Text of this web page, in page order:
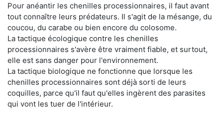
Pour anéantir les chenilles processionnaires, il faut avant
tout connaître leurs prédateurs. Il s'agit de la mésange, du
coucou, du carabe ou bien encore du colosome.
La tactique écologique contre les chenilles
processionnaires s'avère être vraiment fiable, et surtout,
elle est sans danger pour l'environnement.
La tactique biologique ne fonctionne que lorsque les
chenilles processionnaires sont déjà sorti de leurs
coquilles, parce qu'il faut qu'elles ingèrent des parasites
qui vont les tuer de l'intérieur.